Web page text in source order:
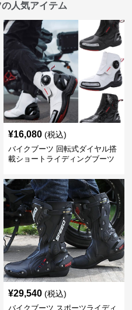
人気アイテム
¥16,080 (税込)
バイクブーツ 回転式ダイヤル搭
載ショートライディングブーツ
¥29,540 (税込)
バイクブーツ スポーツライディ